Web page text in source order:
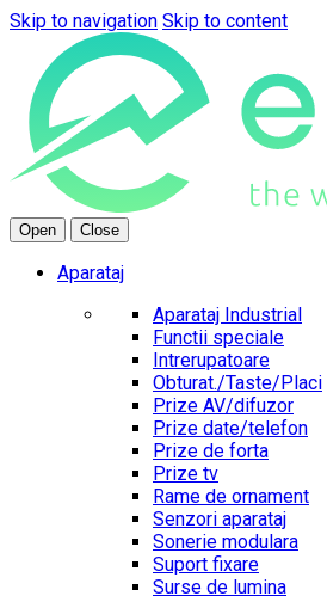
Skip to navigation Skip to content
Open Close
Aparataj
Aparataj Industrial
Functii speciale
Intrerupatoare
Obturat./Taste/Placi
Prize AV/difuzor
Prize date/telefon
Prize de forta
Prize tv
Rame de ornament
Senzori aparataj
Sonerie modulara
Suport fixare
Surse de lumina